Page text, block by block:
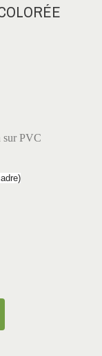
sur PVC